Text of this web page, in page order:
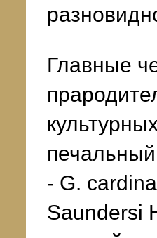
Главные
- G.
Saundersi